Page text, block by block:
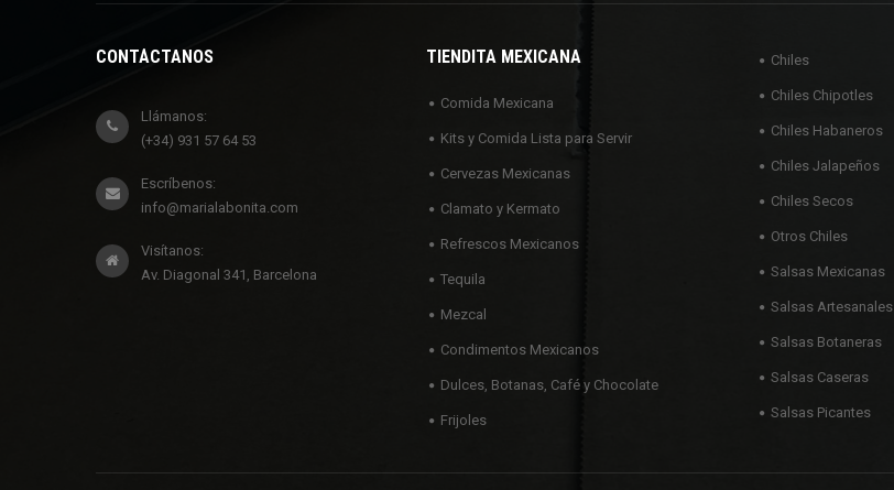
CONTÁCTANOS
Llámanos:
(+34) 931 57 64 53
Escríbenos:
info@marialabonita.com
Visítanos:
Av. Diagonal 341, Barcelona
TIENDITA MEXICANA
Comida Mexicana
Kits y Comida Lista para Servir
Cervezas Mexicanas
Clamato y Kermato
Refrescos Mexicanos
Tequila
Mezcal
Condimentos Mexicanos
Dulces, Botanas, Café y Chocolate
Frijoles
Chiles
Chiles Chipotles
Chiles Habaneros
Chiles Jalapeños
Chiles Secos
Otros Chiles
Salsas Mexicanas
Salsas Artesanales
Salsas Botaneras
Salsas Caseras
Salsas Picantes